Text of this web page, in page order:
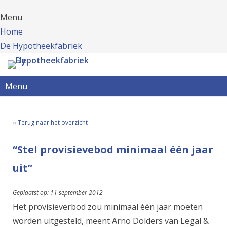
Menu
Home
De Hypotheekfabriek
Menu
« Terug naar het overzicht
“Stel provisievebod minimaal één jaar
uit”
Geplaatst op: 11 september 2012
Het provisieverbod zou minimaal één jaar moeten
worden uitgesteld, meent Arno Dolders van Legal &